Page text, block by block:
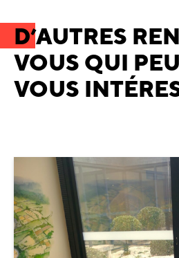
D’AUTRES
VOUS QUI
VOUS